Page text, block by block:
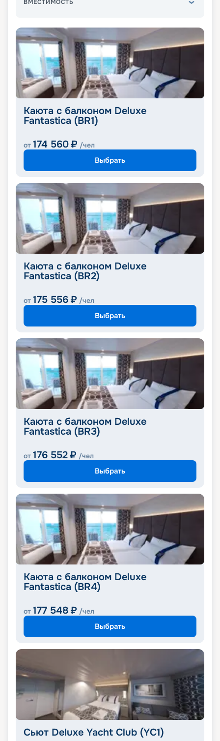
ВМЕСТИМОСТЬ
Каюта с балконом Deluxe
Fantastica (BR1)
от 174 560 ₽ /чел
Выбрать
Каюта с балконом Deluxe
Fantastica (BR2)
от 175 556 ₽ /чел
Выбрать
Каюта с балконом Deluxe
Fantastica (BR3)
от 176 552 ₽ /чел
Выбрать
Каюта с балконом Deluxe
Fantastica (BR4)
от 177 548 ₽ /чел
Выбрать
Сьют Deluxe Yacht Club (YC1)